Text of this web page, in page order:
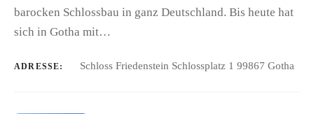
barocken Schlossbau in ganz Deutschland. Bis heute hat
sich in Gotha mit…
ADRESSE: Schloss Friedenstein Schlossplatz 1 99867 Gotha